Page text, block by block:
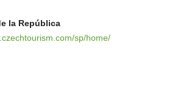
la República
sp/home/